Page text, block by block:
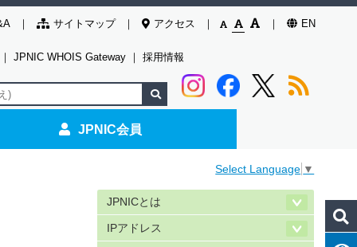
サイトマップ アクセス EN
｜ JPNIC WHOIS Gateway ｜ 採用情報
JPNIC会員
Select Language ▼
JPNICとは
IPアドレス